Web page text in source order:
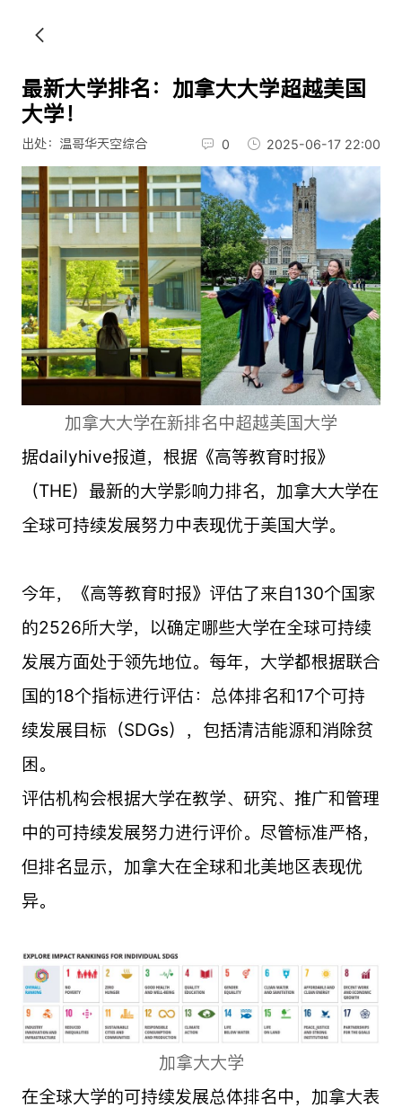
最新大学排名：加拿大大学超越美国
大学！
出处：温哥华天空综合 0 2025-06-17 22:00
加拿大大学在新排名中超越美国大学
据dailyhive报道，根据《高等教育时报》
（THE）最新的大学影响力排名，加拿大大学在
全球可持续发展努力中表现优于美国大学。
今年，《高等教育时报》评估了来自130个国家
的2526所大学，以确定哪些大学在全球可持续
发展方面处于领先地位。每年，大学都根据联合
国的18个指标进行评估：总体排名和17个可持
续发展目标（SDGs），包括清洁能源和消除贫
困。
评估机构会根据大学在教学、研究、推广和管理
中的可持续发展努力进行评价。尽管标准严格，
但排名显示，加拿大在全球和北美地区表现优
异。
加拿大大学
在全球大学的可持续发展总体排名中，加拿大表